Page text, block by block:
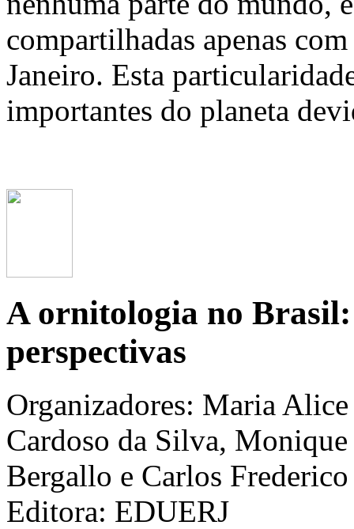
compartilhadas apenas
Janeiro. Esta
importantes do planeta
A ornitologia no Brasil:
perspectivas
Organizadores: Maria
Cardoso da Silva,
Bergallo e Carlos
Editora: EDUERJ